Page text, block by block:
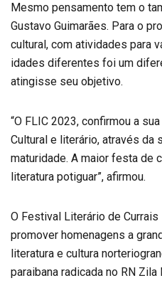
Mesmo pensamento tem o
Gustavo Guimarães. Para o
cultural, com atividades para
idades diferentes foi um
atingisse seu objetivo.
“O FLIC 2023, confirmou a
Cultural e literário, através da
maturidade. A maior festa de
literatura potiguar”, afirmou.
O Festival Literário de
promover homenagens a
literatura e cultura
paraibana radicada no RN